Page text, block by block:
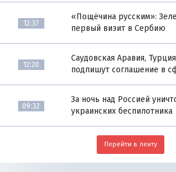
12:37
«Пощёчина русским»:
первый визит в Сербию
12:20
Саудовская Аравия,
подпишут соглашение в
09:32
За ночь над Россией
украинских беспилотника
Перейти в ленту